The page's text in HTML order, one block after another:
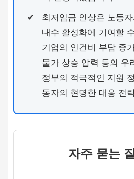
최저임금 인상은 노동
내수 활성화에 기여할
기업의 인건비 부담 증
물가 상승 압력 등의 우
정부의 적극적인 지원
동자의 현명한 대응 전
자주 묻는